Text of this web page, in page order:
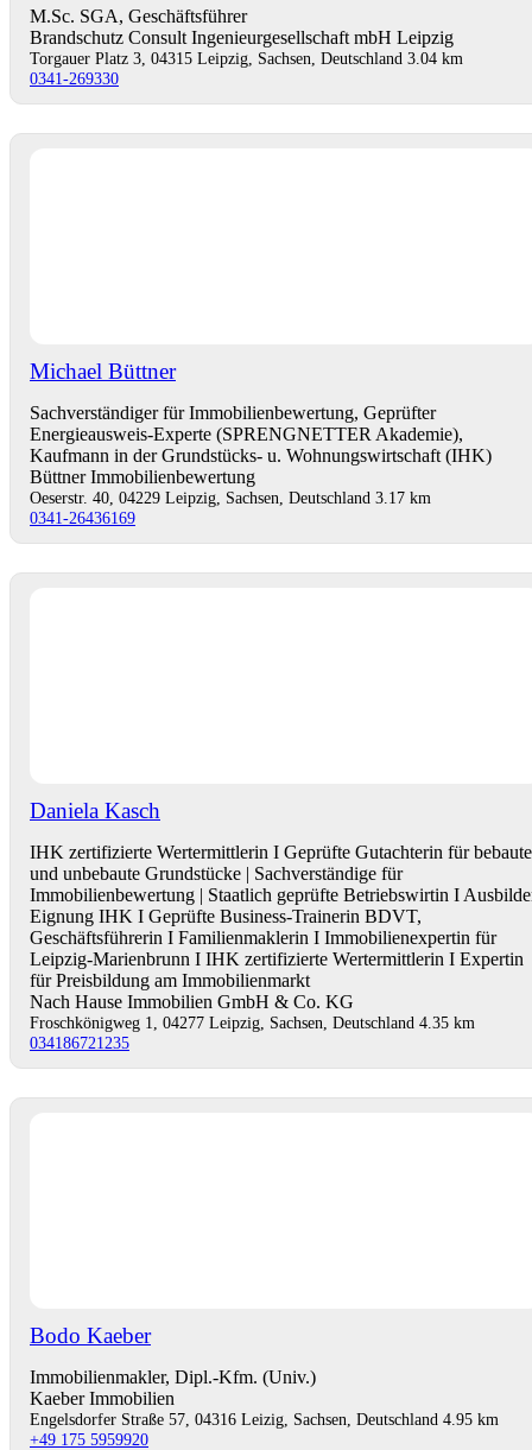
M.Sc. SGA, Geschäftsführer
Brandschutz Consult Ingenieurgesellschaft mbH Leipzig
Torgauer Platz 3, 04315 Leipzig, Sachsen, Deutschland 3.04 km
0341-269330
Michael Büttner
Sachverständiger für Immobilienbewertung, Geprüfter
Energieausweis-Experte (SPRENGNETTER Akademie),
Kaufmann in der Grundstücks- u. Wohnungswirtschaft (IHK)
Büttner Immobilienbewertung
Oeserstr. 40, 04229 Leipzig, Sachsen, Deutschland 3.17 km
0341-26436169
Daniela Kasch
IHK zertifizierte Wertermittlerin I Geprüfte Gutachterin für bebaute
und unbebaute Grundstücke | Sachverständige für
Immobilienbewertung | Staatlich geprüfte Betriebswirtin I
Eignung IHK I Geprüfte Business-Trainerin BDVT,
Geschäftsführerin I Familienmaklerin I Immobilienexpertin für
Leipzig-Marienbrunn I IHK zertifizierte Wertermittlerin I Expertin
für Preisbildung am Immobilienmarkt
Nach Hause Immobilien GmbH & Co. KG
Froschkönigweg 1, 04277 Leipzig, Sachsen, Deutschland 4.35 km
034186721235
Bodo Kaeber
Immobilienmakler, Dipl.-Kfm. (Univ.)
Kaeber Immobilien
Engelsdorfer Straße 57, 04316 Leizig, Sachsen, Deutschland 4.95 km
+49 175 5959920